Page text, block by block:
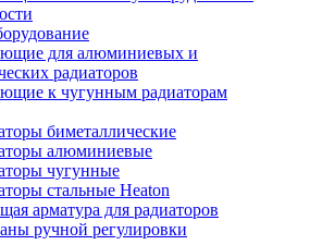
для алюминиевых и
радиаторов
к чугунным радиаторам
биметаллические
алюминиевые
чугунные
стальные Heaton
арматура для радиаторов
ручной регулировки